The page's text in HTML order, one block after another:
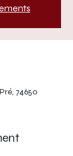
74650